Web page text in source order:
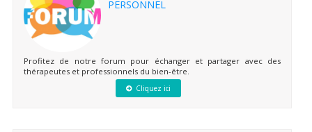
PERSONNEL
Profitez de notre forum pour échanger et partager avec des
thérapeutes et professionnels du bien-être.
Cliquez ici